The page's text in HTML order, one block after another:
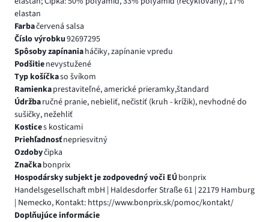
elastan
Farbačervená salsa
Číslo výrobku92697295
Spôsoby zapínaniaháčiky, zapínanie vpredu
Podšitienevystužené
Typ košíčkaso švíkom
Ramienkaprestaviteľné, americké prieramky,štandard
Údržbaručné pranie, nebieliť, nečistiť (kruh - krížik), nevhodné do
sušičky, nežehliť
Kostices kosticami
Priehľadnosťnepriesvitný
Ozdobyčipka
Značkabonprix
Hospodársky subjekt je zodpovedný voči EÚbonprix
Handelsgesellschaft mbH | Haldesdorfer Straße 61 | 22179 Hamburg
| Nemecko, Kontakt: https://www.bonprix.sk/pomoc/kontakt/
Doplňujúce informácie